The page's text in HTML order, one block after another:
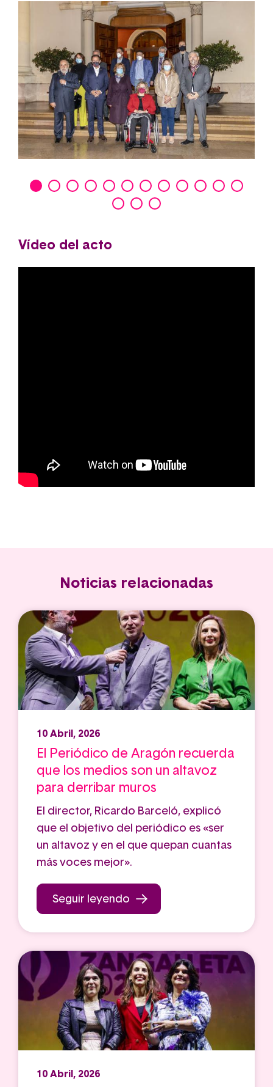
Vídeo del acto
Noticias relacionadas
10 Abril, 2026
El Periódico de Aragón recuerda
que los medios son un altavoz
para derribar muros
El director, Ricardo Barceló, explicó
que el objetivo del periódico es «ser
un altavoz y en el que quepan cuantas
más voces mejor».
Seguir leyendo
10 Abril, 2026